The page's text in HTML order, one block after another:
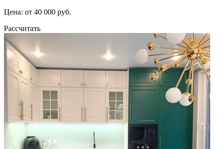
Цена: от 40 000 руб.
Рассчитать